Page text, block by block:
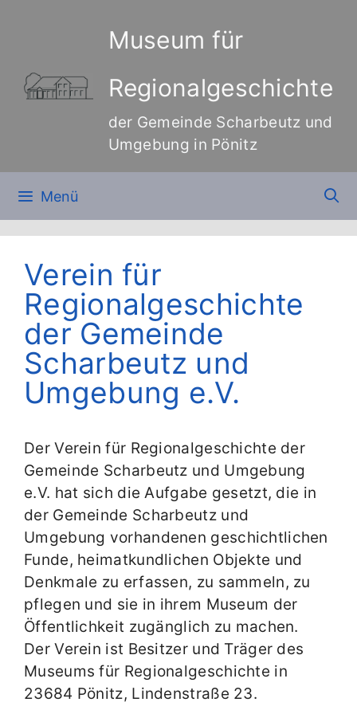
Museum für
Regionalgeschichte
der Gemeinde Scharbeutz und
Umgebung in Pönitz
Menü
Verein für
Regionalgeschichte
der Gemeinde
Scharbeutz und
Umgebung e.V.
Der Verein für Regionalgeschichte der
Gemeinde Scharbeutz und Umgebung
e.V. hat sich die Aufgabe gesetzt, die in
der Gemeinde Scharbeutz und
Umgebung vorhandenen geschichtlichen
Funde, heimatkundlichen Objekte und
Denkmale zu erfassen, zu sammeln, zu
pflegen und sie in ihrem Museum der
Öffentlichkeit zugänglich zu machen.
Der Verein ist Besitzer und Träger des
Museums für Regionalgeschichte in
23684 Pönitz, Lindenstraße 23.